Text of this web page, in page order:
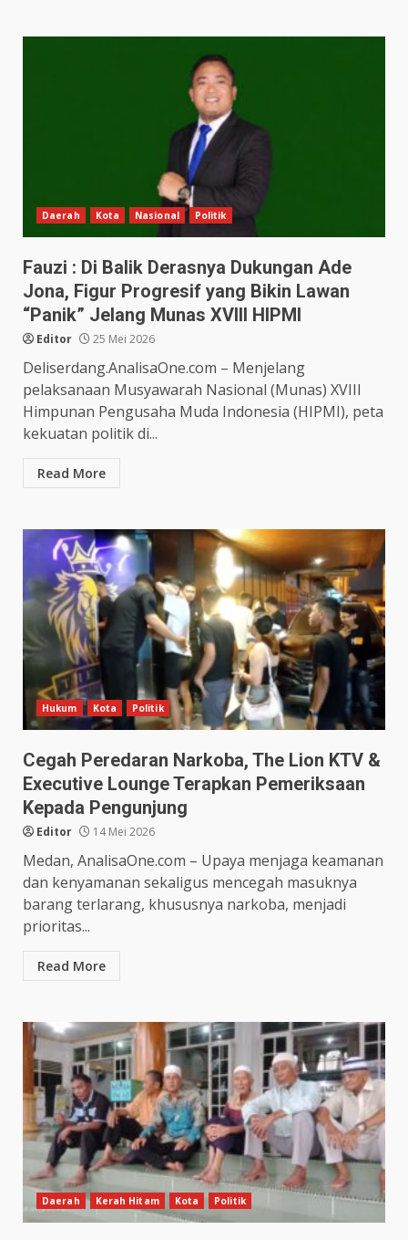
Daerah Kota Nasional Politik
Fauzi : Di Balik Derasnya Dukungan Ade
Jona, Figur Progresif yang Bikin Lawan
“Panik” Jelang Munas XVIII HIPMI
Editor 25 Mei 2026
Deliserdang.AnalisaOne.com – Menjelang
pelaksanaan Musyawarah Nasional (Munas) XVIII
Himpunan Pengusaha Muda Indonesia (HIPMI), peta
kekuatan politik di...
Read More
Hukum Kota Politik
Cegah Peredaran Narkoba, The Lion KTV &
Executive Lounge Terapkan Pemeriksaan
Kepada Pengunjung
Editor 14 Mei 2026
Medan, AnalisaOne.com – Upaya menjaga keamanan
dan kenyamanan sekaligus mencegah masuknya
barang terlarang, khususnya narkoba, menjadi
prioritas...
Read More
Daerah Kerah Hitam Kota Politik